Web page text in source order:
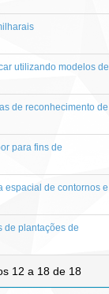
utilizando modelos de
de reconhecimento de
para fins de
espacial de contornos e
de plantações de
12 a 18 de 18